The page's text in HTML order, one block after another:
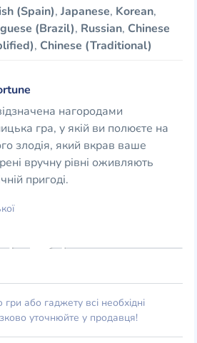
(Spain), Japanese, Korean,
(Brazil), Russian, Chinese
, Chinese (Traditional)
нагородами
гра, у якій ви полюєте на
злодія, який вкрав ваше
вручну рівні оживляють
пригоді.
або гаджету всі необхідні
уточнюйте у продавця!